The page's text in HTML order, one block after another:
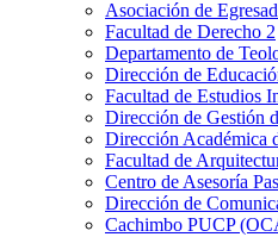
Asociación de
Facultad de Derecho 2
Departamento de
Dirección de
Facultad de Estudios
Dirección de Gestión
Dirección Académica
Facultad de
Centro de Asesoría
Dirección de
Cachimbo PUCP